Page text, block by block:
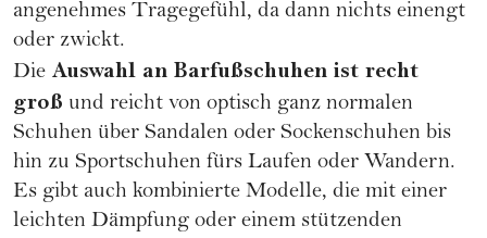
angenehmes Tragegefühl, da dann nichts einengt
oder zwickt.
Die Auswahl an Barfußschuhen ist recht
groß und reicht von optisch ganz normalen
Schuhen über Sandalen oder Sockenschuhen bis
hin zu Sportschuhen fürs Laufen oder Wandern.
Es gibt auch kombinierte Modelle, die mit einer
leichten Dämpfung oder einem stützenden